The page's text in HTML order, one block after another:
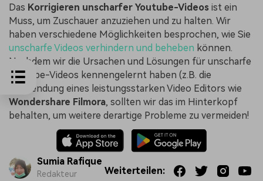
Das Korrigieren unscharfer Youtube-Videos ist ein
Muss, um Zuschauer anzuziehen und zu halten. Wir
haben verschiedene Möglichkeiten besprochen, wie Sie
unscharfe Videos verhindern und beheben können.
Nachdem wir die Ursachen und Lösungen für unscharfe
Youtube-Videos kennengelernt haben (z.B. die
Verwendung eines leistungsstarken Video Editors wie
Wondershare Filmora, sollten wir das im Hinterkopf
behalten, um weitere derartige Probleme zu vermeiden!
Sumia Rafique
Redakteur Weiterteilen: